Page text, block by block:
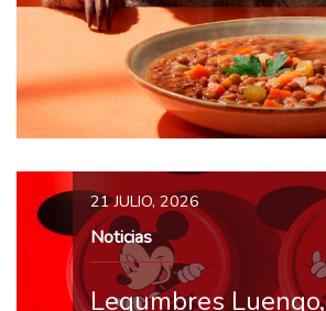
21 JULIO, 2026
Noticias
Legumbres Luengo,